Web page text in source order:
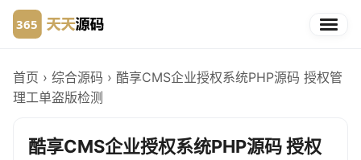
首页 › 综合源码 › 酷享CMS企业授权系统PHP源码 授权管
理工单盗版检测
酷享CMS企业授权系统PHP源码 授权